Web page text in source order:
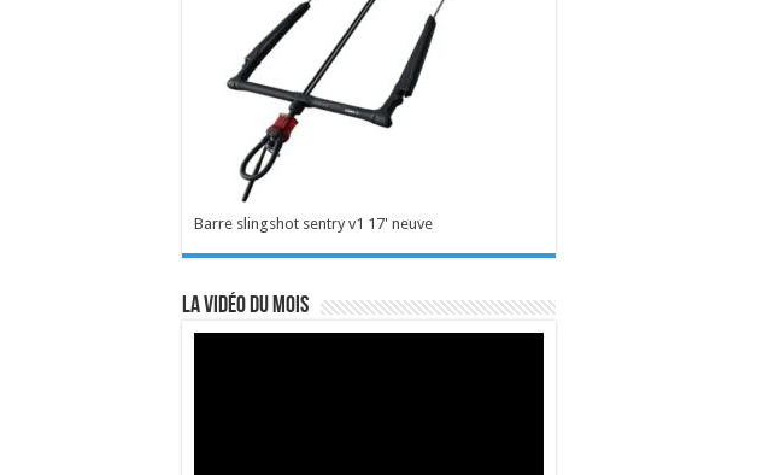
Barre slingshot sentry v1 17' neuve
La vidéo du mois